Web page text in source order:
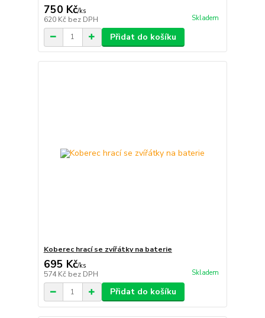
750 Kč/ks
620 Kč bez DPH Skladem
Přidat do košíku
Koberec hrací se zvířátky na baterie
695 Kč/ks
574 Kč bez DPH Skladem
Přidat do košíku